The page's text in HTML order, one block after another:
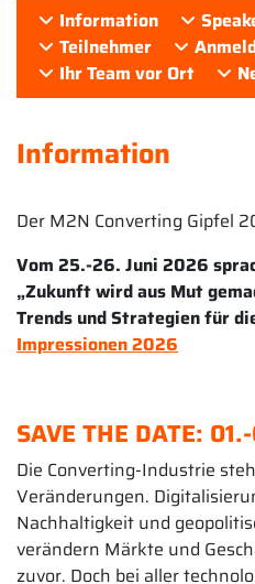
Information
Teilnehmer
Ihr Team vor Ort
Information
Der M2N Converting Gipfel
Vom 25.-26. Juni 2026
„Zukunft wird aus Mut
Trends und Strategien für
Impressionen 2026
SAVE THE DATE:
Die Converting-Industrie
Veränderungen.
Nachhaltigkeit und
verändern Märkte und
zuvor. Doch bei aller